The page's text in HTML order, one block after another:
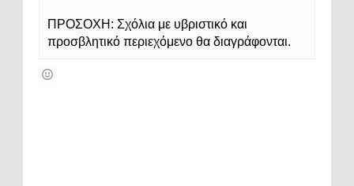
ΠΡΟΣΟΧΗ: Σχόλια με υβριστικό και
προσβλητικό περιεχόμενο θα διαγράφονται.